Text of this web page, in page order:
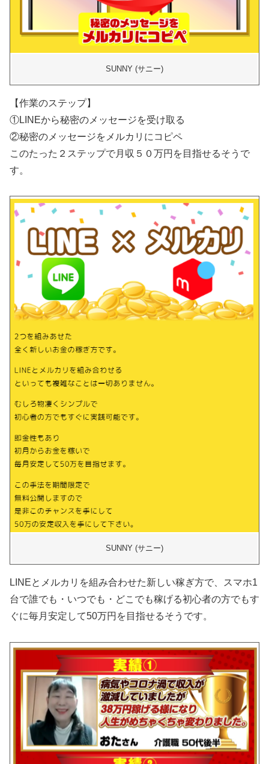
SUNNY (サニー)
【作業のステップ】
①LINEから秘密のメッセージを受け取る
②秘密のメッセージをメルカリにコピペ
このたった２ステップで月収５０万円を目指せるそうで
す。
SUNNY (サニー)
LINEとメルカリを組み合わせた新しい稼ぎ方で、スマホ1
台で誰でも・いつでも・どこでも稼げる初心者の方でもす
ぐに毎月安定して50万円を目指せるそうです。